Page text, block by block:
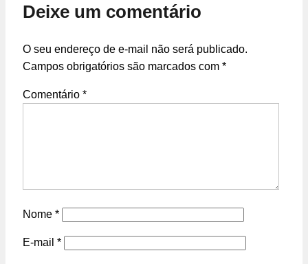
Deixe um comentário
O seu endereço de e-mail não será publicado.
Campos obrigatórios são marcados com *
Comentário *
Nome *
E-mail *